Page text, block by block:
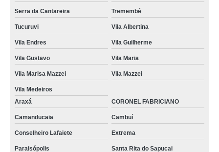
Serra da Cantareira Tremembé
Tucuruvi Vila Albertina
Vila Endres Vila Guilherme
Vila Gustavo Vila Maria
Vila Marisa Mazzei Vila Mazzei
Vila Medeiros
Araxá
CORONEL FABRICIANO
Camanducaia Cambuí
Conselheiro Lafaiete Extrema
Paraisópolis
Santa Rita do Sapucai